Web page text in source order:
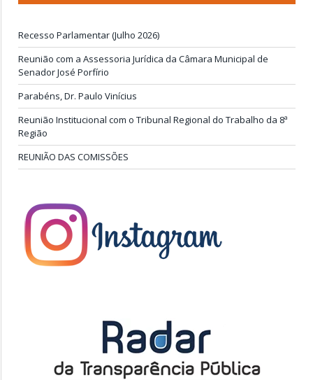
Recesso Parlamentar (Julho 2026)
Reunião com a Assessoria Jurídica da Câmara Municipal de
Senador José Porfírio
Parabéns, Dr. Paulo Vinícius
Reunião Institucional com o Tribunal Regional do Trabalho da 8ª
Região
REUNIÃO DAS COMISSÕES